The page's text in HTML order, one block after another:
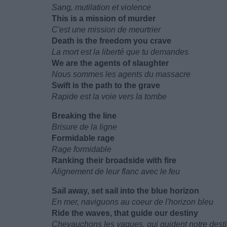
Sang, mutilation et violence
This is a mission of murder
C'est une mission de meurtrier
Death is the freedom you crave
La mort est la liberté que tu demandes
We are the agents of slaughter
Nous sommes les agents du massacre
Swift is the path to the grave
Rapide est la voie vers la tombe
Breaking the line
Brisure de la ligne
Formidable rage
Rage formidable
Ranking their broadside with fire
Alignement de leur flanc avec le feu
Sail away, set sail into the blue horizon
En mer, naviguons au coeur de l'horizon bleu
Ride the waves, that guide our destiny
Chevauchons les vagues, qui guident notre